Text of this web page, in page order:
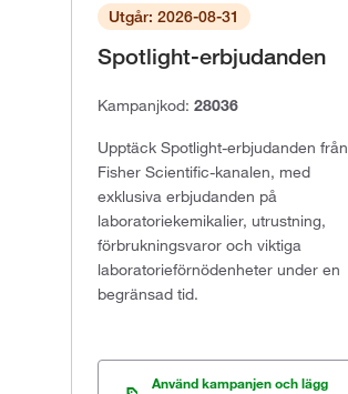
Utgår: 2026-08-31
Spotlight-erbjudanden
Kampanjkod: 28036
Upptäck Spotlight-erbjudanden från
Fisher Scientific-kanalen, med
exklusiva erbjudanden på
laboratoriekemikalier, utrustning,
förbrukningsvaror och viktiga
laboratorieförnödenheter under en
begränsad tid.
Använd kampanjen och lägg